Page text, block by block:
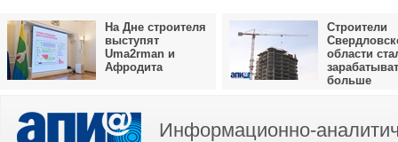
На Дне строителя
выступят
Uma2rman и
Афродита
Строители
области
больше
Информационно-